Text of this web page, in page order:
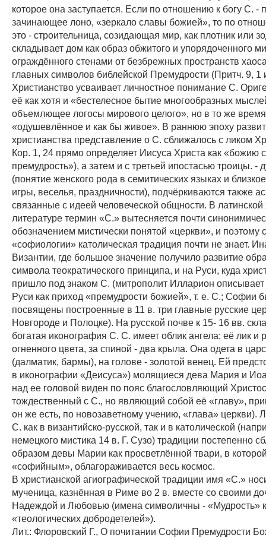
которое она заступается. Если по отношению к богу С. -
зачинающее лоно, «зеркало славы божией», то по
это - строительница, созидающая мир, как плотник или
складывает дом как образ обжитого и упорядоченного
ограждённого стенами от безбрежных пространств
главных символов библейской Премудрости (Притч. 9, 1
Христианство усваивает личностное понимание С.
её как хотя и «бестелесное бытие многообразных
объемлющее логосы мирового целого», но в то же время
«одушевлённое и как бы живое». В раннюю эпоху
христианства представление о С. сближалось с ликом
Кор. 1, 24 прямо определяет Иисуса Христа как «божию
премудрость»), а затем и с третьей ипостасью троицы. -
(понятие женского рода в семитических языках и
игры, веселья, праздничности), подчёркиваются также
связанные с идеей человеческой общности. В латинской
литературе термин «С.» вытесняется почти
обозначением мистически понятой «церкви», и поэтому
«софиологии» католическая традиция почти не знает.
Византии, где большое значение получило развитие
символа теократического принципа, и на Руси, куда
пришло под знаком С. (митрополит Илларион
Руси как приход «премудрости божией», т. е. С.; Софии
посвящены построенные в 11 в. три главные русские
Новгороде и Полоцке). На русской почве к 15- 16 вв.
богатая иконография С. С. имеет облик ангела; её лик и
огненного цвета, за спиной - два крыла. Она одета в
(далматик, бармы), на голове - золотой венец. Ей
в иконографии «Деисуса») молящиеся дева Мария и
над ее головой виден по пояс благословляющий
тождественный с С., но являющий собой её «главу»,
он же есть, по новозаветному учению, «глава» церкви).
С. как в византийско-русской, так и в католической
немецкого мистика 14 в. Г. Сузо) традиции постепенно
образом девы Марии как просветлённой твари, в
«софийным», облагораживается весь космос.
В христианской агиографической традиции имя «С.»
мученица, казнённая в Риме во 2 в. вместе со своими
Надеждой и Любовью (имена символичны - «Мудрость»
«теологических добродетелей»).
Лит.: Флоровский Г., О почитании Софии Премудрости